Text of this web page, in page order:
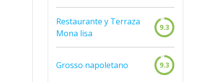
Restaurante y Terraza
Mona lisa
9.3
Grosso napoletano 9.3